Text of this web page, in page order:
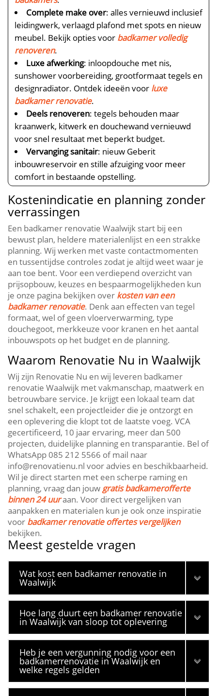
Complete make over: alles vernieuwd inclusief
leidingwerk, verlaagd plafond met spots en nieuw
meubel.​ Bekijk opties voor badkamer volledig
renoveren.​
Luxe afwerking: inloopdouche met nis,
sunshower voorbereiding, grootformaat tegels en
designradiator.​ Ontdek ideeën voor luxe
badkamer renovatie.​
Deels renoveren: tegels behouden maar
kraanwerk, kitwerk en douchewand vernieuwd
voor snel resultaat met beperkt budget.​
Vervanging sanitair: nieuw Geberit
inbouwreservoir en stille afzuiging voor meer
comfort in bestaande opstelling.​
Kostenindicatie en planning zonder
verrassingen
Een badkamer renovatie Waalwijk start bij een
bewust plan, heldere materialenlijst en een strakke
planning.​ Wij werken met vaste contactmomenten
en tussentijdse controles zodat je altijd weet waar je
aan toe bent.​ Voor een verdiepend overzicht van
prijsopbouw, keuzes en bespaarmogelijkheden kun
je onze pagina bekijken over kosten van een
badkamer renovatie.​ Denk aan effecten van tegel
formaat, wel of geen vloerverwarming, type
douchegoot, merkkeuze voor kranen en het aantal
inbouwspots op het budget en de planning.​
Waarom Renovatie Nu in Waalwijk
Wij zijn Renovatie Nu en wij leveren badkamer
renovatie Waalwijk met vakmanschap, maatwerk en
betrouwbare service.​ Je krijgt een lokaal team dat
snel schakelt, een projectleider die je ontzorgt en
een oplevering die klopt tot de laatste voeg.​ VCA
gecertificeerd, 10 jaar ervaring, meer dan 500
projecten, duidelijke planning en transparantie.​ Bel of
WhatsApp 085 212 5566 of mail naar
info@renovatienu.​nl voor advies en beschikbaarheid.​
Wil je direct starten met een scherpe raming en
planning, vraag dan jouw gratis badkamerofferte
binnen 24 uuraan.​ Voor direct vergelijken van
aanpakken en materialen kun je ook onze inspiratie
voor badkamer renovatie offertes vergelijken
bekijken.​
Meest gestelde vragen
Wat kost een badkamer renovatie in
Waalwijk
Hoe lang duurt een badkamer renovatie
in Waalwijk van sloop tot oplevering
Heb je een vergunning nodig voor een
badkamerrenovatie in Waalwijk en
welke regels gelden